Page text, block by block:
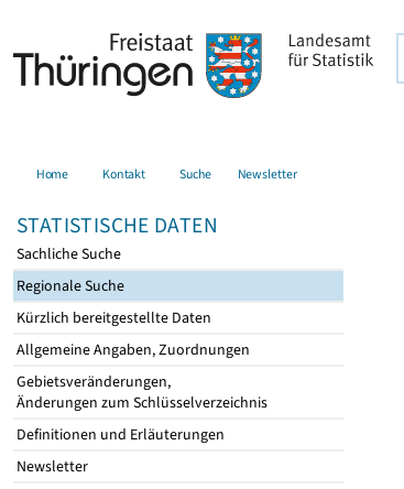
Home Kontakt Suche Newsletter
STATISTISCHE DATEN
Sachliche Suche
Regionale Suche
Kürzlich bereitgestellte Daten
Allgemeine Angaben, Zuordnungen
Gebietsveränderungen,
Änderungen zum Schlüsselverzeichnis
Definitionen und Erläuterungen
Newsletter